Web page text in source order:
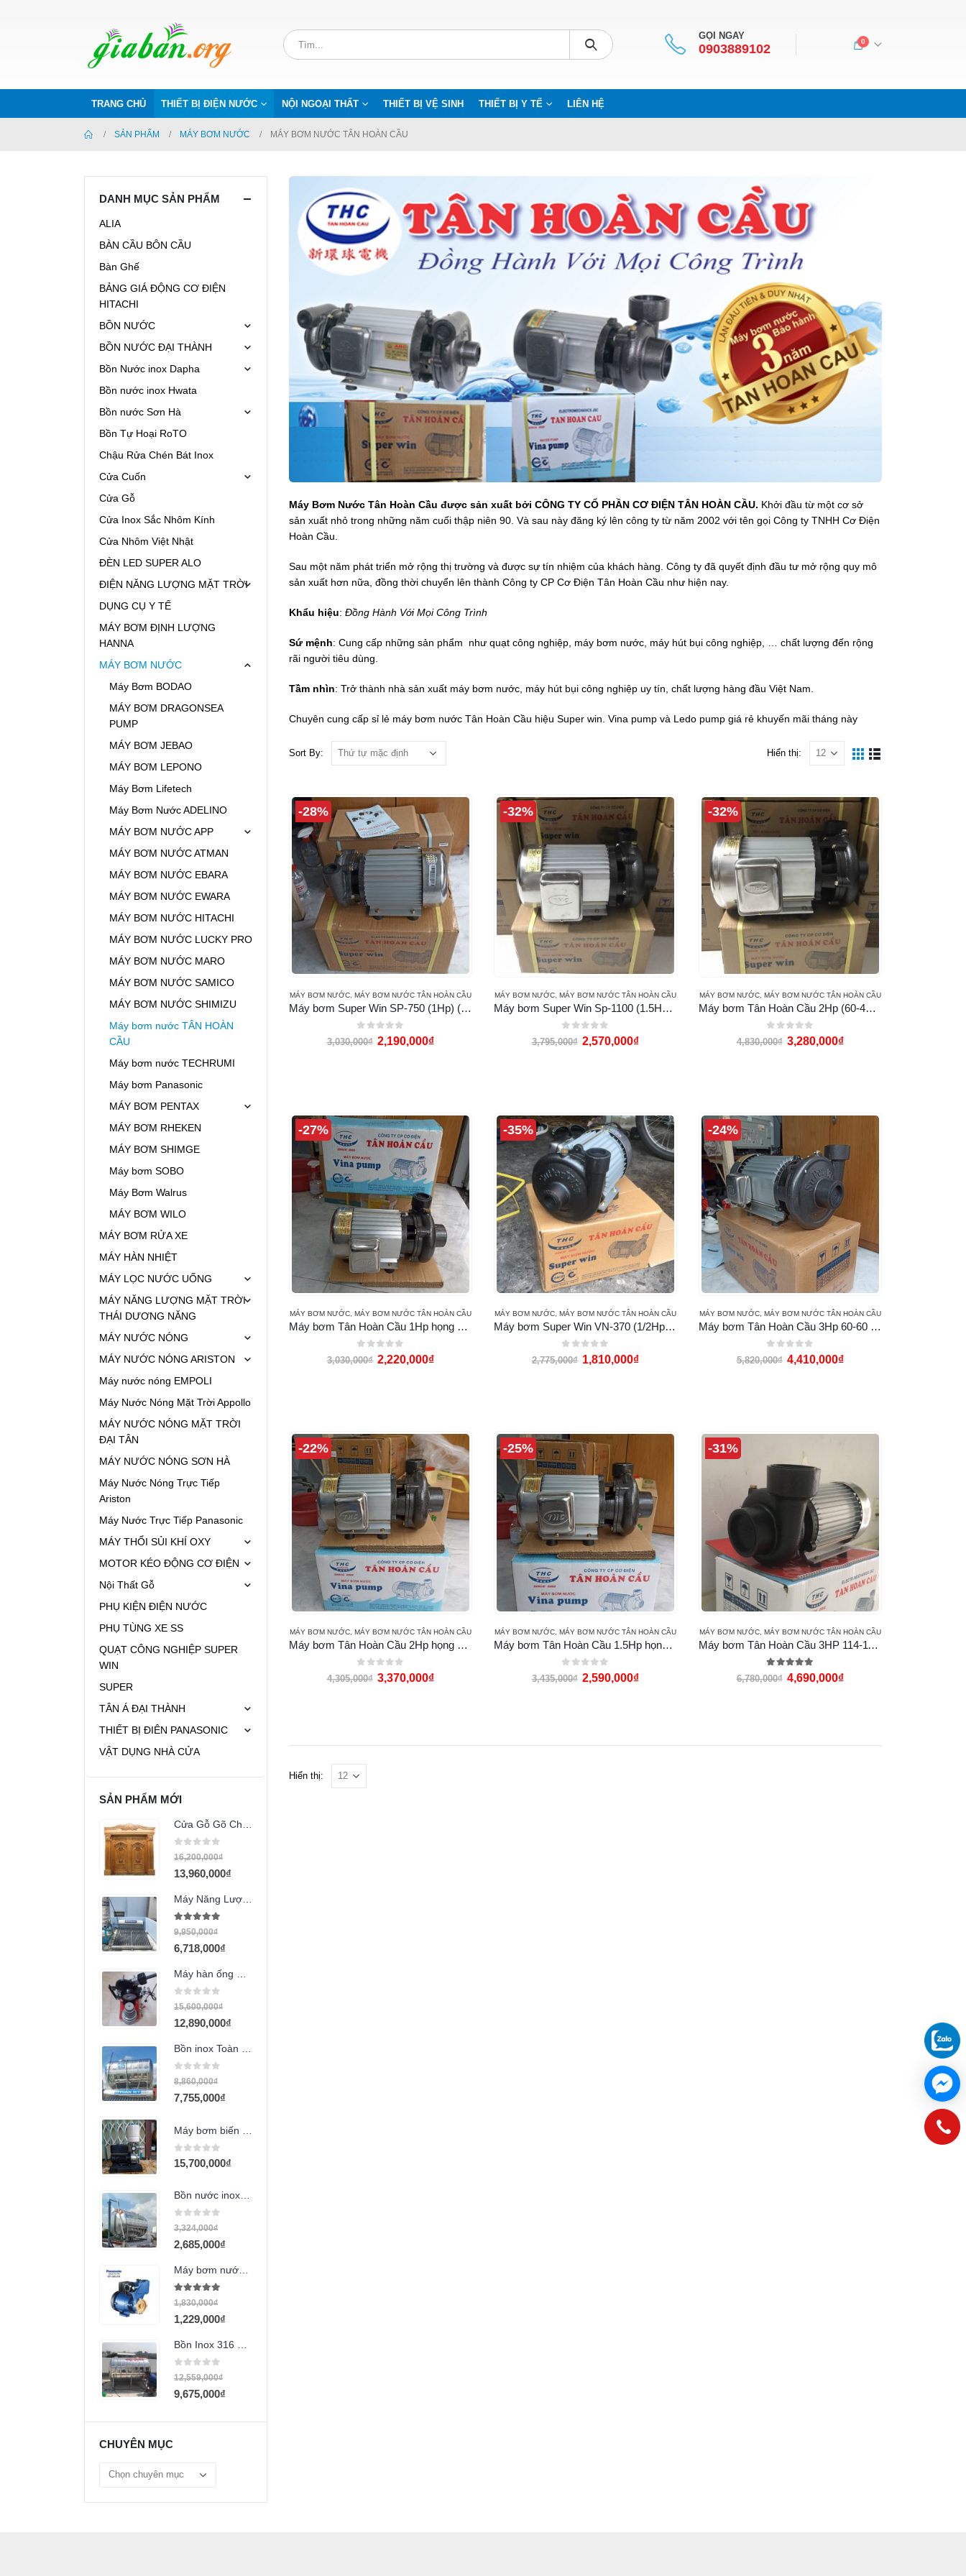
GỌI NGAY
0903889102
0
TRANG CHỦ THIẾT BỊ ĐIỆN NƯỚC NỘI NGOẠI THẤT THIẾT BỊ VỆ SINH THIẾT BỊ Y TẾ LIÊN HỆ
SẢN PHẨM MÁY BƠM NƯỚC MÁY BƠM NƯỚC TÂN HOÀN CẦU
Máy Bơm Nước Tân Hoàn Cầu được sản xuất bởi CÔNG TY CỔ PHẦN CƠ ĐIỆN TÂN HOÀN CẦU. Khởi đầu từ một cơ sở
sản xuất nhỏ trong những năm cuối thập niên 90. Và sau này đăng ký lên công ty từ năm 2002 với tên gọi Công ty TNHH Cơ Điện
Hoàn Cầu.
Sau một năm phát triển mở rộng thị trường và được sự tín nhiệm của khách hàng. Công ty đã quyết định đầu tư mở rộng quy mô
sản xuất hơn nữa, đồng thời chuyển lên thành Công ty CP Cơ Điện Tân Hoàn Cầu như hiện nay.
Khẩu hiệu: Đồng Hành Với Mọi Công Trình
Sứ mệnh: Cung cấp những sản phẩm như quạt công nghiệp, máy bơm nước, máy hút bụi công nghiệp, … chất lượng đến rộng
rãi người tiêu dùng.
Tầm nhìn: Trở thành nhà sản xuất máy bơm nước, máy hút bụi công nghiệp uy tín, chất lượng hàng đầu Việt Nam.
Chuyên cung cấp sỉ lẻ máy bơm nước Tân Hoàn Cầu hiệu Super win. Vina pump và Ledo pump giá rẻ khuyến mãi tháng này
Sort By: Hiển thị:
-28%
MÁY BƠM NƯỚC, MÁY BƠM NƯỚC TÂN HOÀN CẦU
Máy bơm Super Win SP-750 (1Hp) (họng 42-34)
0out of 5
3,030,000₫ 2,190,000₫
-32%
MÁY BƠM NƯỚC, MÁY BƠM NƯỚC TÂN HOÀN CẦU
Máy bơm Super Win Sp-1100 (1.5Hp) (họng 49-42)
0out of 5
3,795,000₫ 2,570,000₫
-32%
MÁY BƠM NƯỚC, MÁY BƠM NƯỚC TÂN HOÀN CẦU
Máy bơm Tân Hoàn Cầu 2Hp (60-49) (SP-1500)
0out of 5
4,830,000₫ 3,280,000₫
-27%
MÁY BƠM NƯỚC, MÁY BƠM NƯỚC TÂN HOÀN CẦU
Máy bơm Tân Hoàn Cầu 1Hp họng 60 49 (VN-750)
0out of 5
3,030,000₫ 2,220,000₫
-35%
MÁY BƠM NƯỚC, MÁY BƠM NƯỚC TÂN HOÀN CẦU
Máy bơm Super Win VN-370 (1/2Hp họng 34-34)
0out of 5
2,775,000₫ 1,810,000₫
-24%
MÁY BƠM NƯỚC, MÁY BƠM NƯỚC TÂN HOÀN CẦU
Máy bơm Tân Hoàn Cầu 3Hp 60-60 (SP-2200)
0out of 5
5,820,000₫ 4,410,000₫
-22%
MÁY BƠM NƯỚC, MÁY BƠM NƯỚC TÂN HOÀN CẦU
Máy bơm Tân Hoàn Cầu 2Hp họng 90 90 (VN-1500)
0out of 5
4,305,000₫ 3,370,000₫
-25%
MÁY BƠM NƯỚC, MÁY BƠM NƯỚC TÂN HOÀN CẦU
Máy bơm Tân Hoàn Cầu 1.5Hp họng 90 60 (VN-1100)
0out of 5
3,435,000₫ 2,590,000₫
-31%
MÁY BƠM NƯỚC, MÁY BƠM NƯỚC TÂN HOÀN CẦU
Máy bơm Tân Hoàn Cầu 3HP 114-114 (VN-2200)
5.00 out of 5
6,780,000₫ 4,690,000₫
Hiển thị:
DANH MỤC SẢN PHẨM
ALIA
BÀN CẦU BÔN CẦU
Bàn Ghế
BẢNG GIÁ ĐỘNG CƠ ĐIỆN
HITACHI
BỒN NƯỚC
BỒN NƯỚC ĐẠI THÀNH
Bồn Nước inox Dapha
Bồn nước inox Hwata
Bồn nước Sơn Hà
Bồn Tự Hoại RoTO
Chậu Rửa Chén Bát Inox
Cửa Cuốn
Cửa Gỗ
Cửa Inox Sắc Nhôm Kính
Cửa Nhôm Việt Nhật
ĐÈN LED SUPER ALO
ĐIỆN NĂNG LƯỢNG MẶT TRỜI
DỤNG CỤ Y TẾ
MÁY BƠM ĐỊNH LƯỢNG
HANNA
MÁY BƠM NƯỚC
Máy Bơm BODAO
MÁY BƠM DRAGONSEA
PUMP
MÁY BƠM JEBAO
MÁY BƠM LEPONO
Máy Bơm Lifetech
Máy Bơm Nước ADELINO
MÁY BƠM NƯỚC APP
MÁY BƠM NƯỚC ATMAN
MÁY BƠM NƯỚC EBARA
MÁY BƠM NƯỚC EWARA
MÁY BƠM NƯỚC HITACHI
MÁY BƠM NƯỚC LUCKY PRO
MÁY BƠM NƯỚC MARO
MÁY BƠM NƯỚC SAMICO
MÁY BƠM NƯỚC SHIMIZU
Máy bơm nước TÂN HOÀN
CẦU
Máy bơm nước TECHRUMI
Máy bơm Panasonic
MÁY BƠM PENTAX
MÁY BƠM RHEKEN
MÁY BƠM SHIMGE
Máy bơm SOBO
Máy Bơm Walrus
MÁY BƠM WILO
MÁY BƠM RỬA XE
MÁY HÀN NHIỆT
MÁY LỌC NƯỚC UỐNG
MÁY NĂNG LƯỢNG MẶT TRỜI
THÁI DƯƠNG NĂNG
MÁY NƯỚC NÓNG
MÁY NƯỚC NÓNG ARISTON
Máy nước nóng EMPOLI
Máy Nước Nóng Mặt Trời Appollo
MÁY NƯỚC NÓNG MẶT TRỜI
ĐẠI TÂN
MÁY NƯỚC NÓNG SƠN HÀ
Máy Nước Nóng Trực Tiếp
Ariston
Máy Nước Trực Tiếp Panasonic
MÁY THỔI SỦI KHÍ OXY
MOTOR KÉO ĐỘNG CƠ ĐIỆN
Nội Thất Gỗ
PHỤ KIỆN ĐIỆN NƯỚC
PHỤ TÙNG XE SS
QUẠT CÔNG NGHIỆP SUPER
WIN
SUPER
TÂN Á ĐẠI THÀNH
THIẾT BỊ ĐIÊN PANASONIC
VẬT DỤNG NHÀ CỬA
SẢN PHẨM MỚI
Cửa Gỗ Gõ Chạm 2 cánh
0 out of 5
16,200,000₫
13,960,000₫
Máy Năng Lượng Thái Dương Năng 200l Eco
5.00out of 5
9,950,000₫
6,718,000₫
Máy hàn ống PPr 63-160
0 out of 5
15,600,000₫
12,890,000₫
Bồn inox Toàn Mỹ 2000l ngang
0 out of 5
8,860,000₫
7,755,000₫
0 out of 5
15,700,000₫
Bồn nước inox Hwata 700L ngang
0 out of 5
3,324,000₫
2,685,000₫
Máy bơm nước Panasonic GP-200JXK
5.00out of 5
1,830,000₫
1,229,000₫
Bồn Inox 316 Đại Thành 2000l ngang
0out of 5
12,559,000₫
9,675,000₫
CHUYÊN MỤC
Chuyên